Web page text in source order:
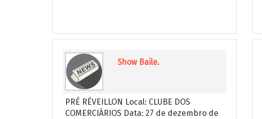
Show Baile.
PRÉ RÉVEILLON Local: CLUBE DOS
COMERCIÁRIOS Data: 27 de dezembro de